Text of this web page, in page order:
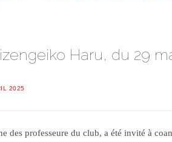
Haru, du 29
2025
des professeure du club, a été invité à